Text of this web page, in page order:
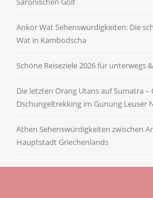
Ankor Wat Sehenswürdigkeiten: Die
Wat in Kambodscha
Schöne Reiseziele 2026 für unterwegs
Die letzten Orang Utans auf Sumatra –
Dschungeltrekking im Gunung Leuser
Athen Sehenswürdigkeiten zwischen
Hauptstadt Griechenlands